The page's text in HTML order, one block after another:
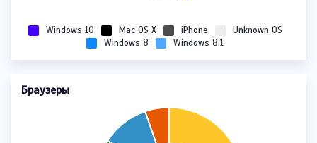
Windows 10 Mac OS X iPhone
Unknown OS
Windows 8
Windows 8.1
Браузеры